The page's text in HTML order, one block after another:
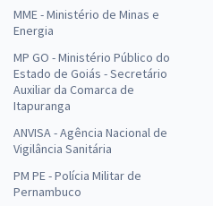
MME - Ministério de Minas e
Energia
MP GO - Ministério Público do
Estado de Goiás - Secretário
Auxiliar da Comarca de
Itapuranga
ANVISA - Agência Nacional de
Vigilância Sanitária
PM PE - Polícia Militar de
Pernambuco